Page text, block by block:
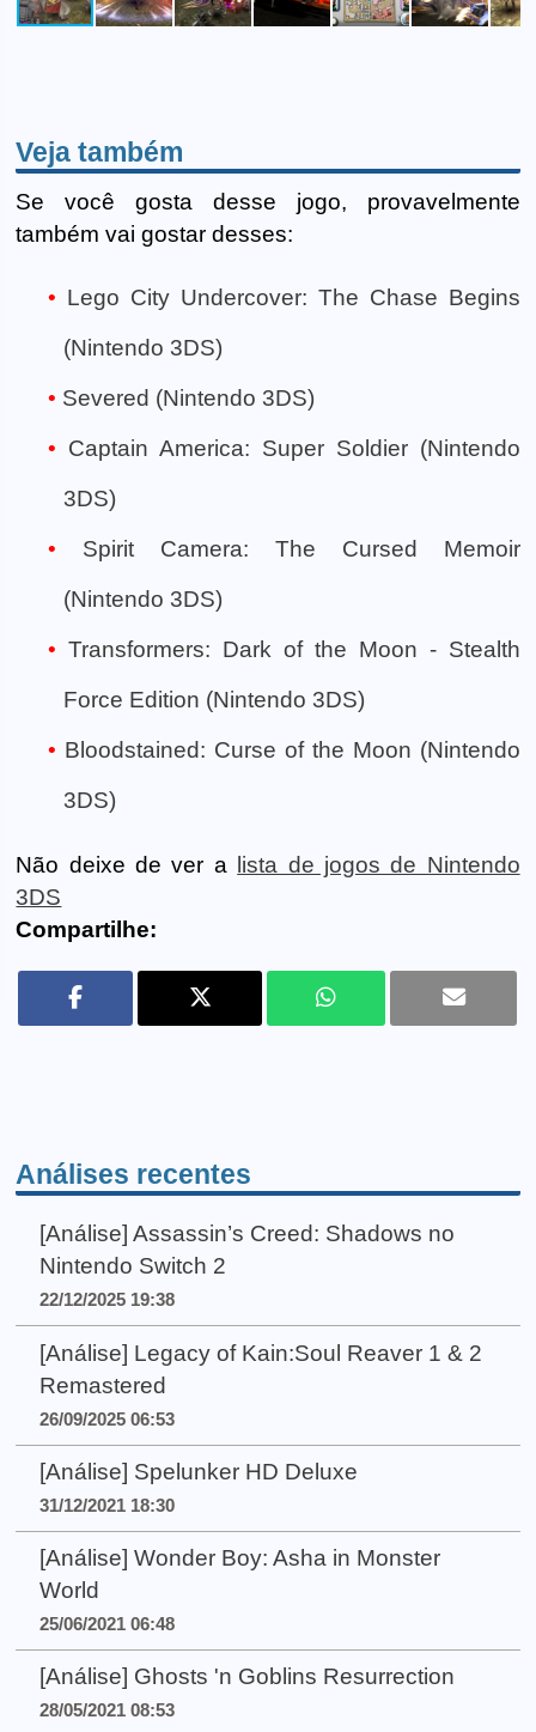
Veja também
Se você gosta desse jogo, provavelmente
também vai gostar desses:
Lego City Undercover: The Chase Begins
(Nintendo 3DS)
Severed (Nintendo 3DS)
Captain America: Super Soldier (Nintendo
3DS)
Spirit Camera: The Cursed Memoir
(Nintendo 3DS)
Transformers: Dark of the Moon - Stealth
Force Edition (Nintendo 3DS)
Bloodstained: Curse of the Moon (Nintendo
3DS)
Não deixe de ver a
lista de jogos de Nintendo
3DS
Compartilhe:
Análises recentes
[Análise] Assassin’s Creed: Shadows no
Nintendo Switch 2
22/12/2025 19:38
[Análise] Legacy of Kain:Soul Reaver 1 & 2
Remastered
26/09/2025 06:53
[Análise] Spelunker HD Deluxe
31/12/2021 18:30
[Análise] Wonder Boy: Asha in Monster
World
25/06/2021 06:48
[Análise] Ghosts 'n Goblins Resurrection
28/05/2021 08:53